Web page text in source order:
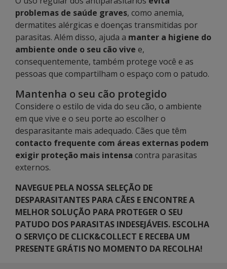
problemas de saúde graves, como anemia,
dermatites alérgicas e doenças transmitidas por
parasitas. Além disso, ajuda a manter a higiene do
ambiente onde o seu cão vive e,
consequentemente, também protege você e as
pessoas que compartilham o espaço com o patudo.
Mantenha o seu cão protegido
Considere o estilo de vida do seu cão, o ambiente
em que vive e o seu porte ao escolher o
desparasitante mais adequado. Cães que têm
contacto frequente com áreas externas podem
exigir proteção mais intensa contra parasitas
externos.
NAVEGUE PELA NOSSA SELEÇÃO DE
DESPARASITANTES PARA CÃES E ENCONTRE A
MELHOR SOLUÇÃO PARA PROTEGER O SEU
PATUDO DOS PARASITAS INDESEJÁVEIS. ESCOLHA
O SERVIÇO DE CLICK&COLLECT E RECEBA UM
PRESENTE GRÁTIS NO MOMENTO DA RECOLHA!